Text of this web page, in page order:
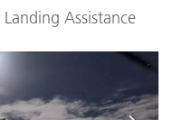
Assistance